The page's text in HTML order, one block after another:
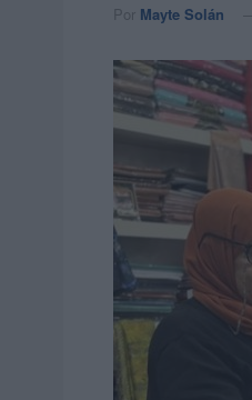
Por Mayte Solán